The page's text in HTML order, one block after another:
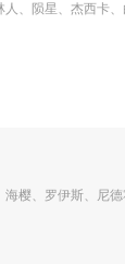
、陨星、杰西卡
樱、罗伊斯、尼